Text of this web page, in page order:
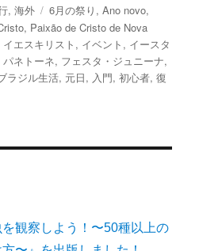
,海外
タ
グ
6月の祭り ,Ano novo,
, Paixão de Cristo de Nova
イエスキリスト , イベント , イースタ
パネトーネ, フェスタ・ジュニーナ,
ラジル生活, 元日, 入門,初心者,復
を観察しよう！〜50種以上の